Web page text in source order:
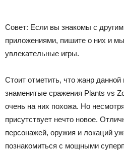
Совет: Если вы знакомы с
приложениями, пишите о них и
увлекательные игры.
Стоит отметить, что жанр
знаменитые сражения Plants vs
очень на них похожа. Но
присутствует нечто новое.
персонажей, оружия и локаций
познакомиться с мощными